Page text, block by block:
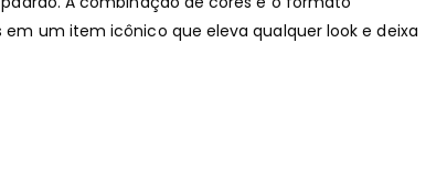
um item icônico que eleva qualquer look e deixa